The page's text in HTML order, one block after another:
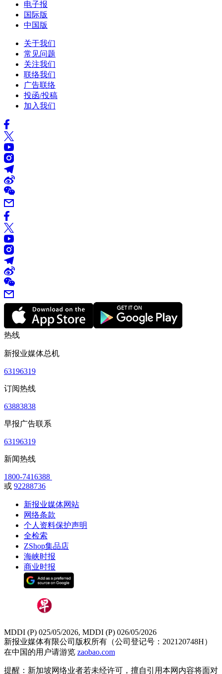
电子报
国际版
中国版
关于我们
常见问题
关注我们
联络我们
广告联络
投函/投稿
加入我们
热线
新报业媒体总机
63196319
订阅热线
63883838
早报广告联系
63196319
新闻热线
1800-7416388
或 92288736
新报业媒体网站
网络条款
个人资料保护声明
全检索
ZShop集品店
海峡时报
商业时报
MDDI (P) 025/05/2026, MDDI (P) 026/05/2026
新报业媒体有限公司版权所有（公司登记号：202120748H）
在中国的用户请游览 zaobao.com
提醒：新加坡网络业者若未经许可，擅自引用本网内容将面对